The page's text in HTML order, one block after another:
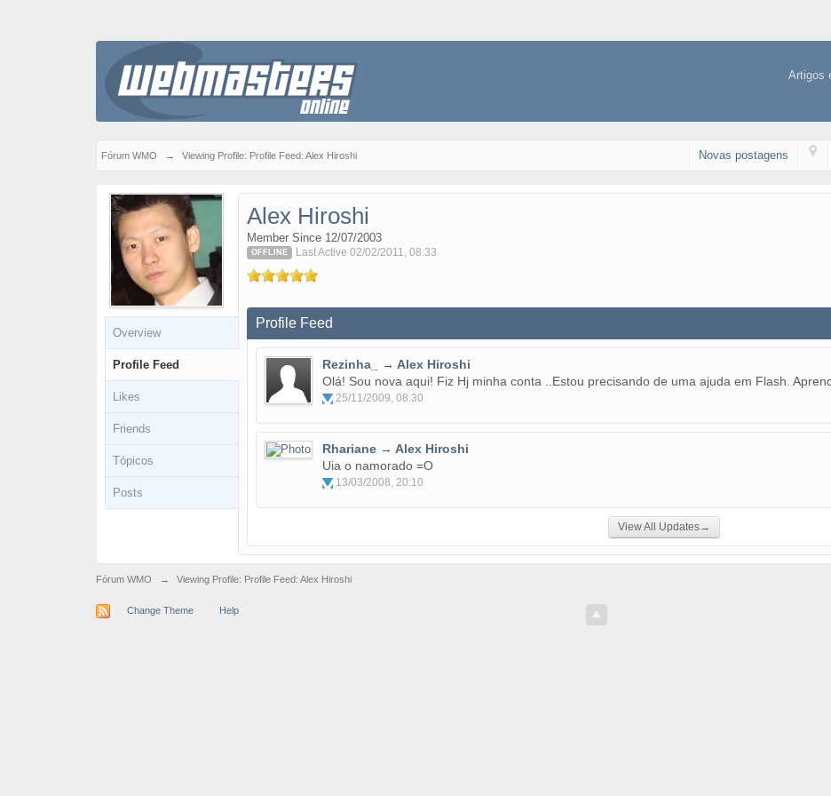
Artigos
Fórum WMO → Viewing Profile: Profile Feed: Alex Hiroshi Novas postagens
Overview
Profile Feed
Likes
Friends
Tópicos
Posts
Alex Hiroshi
Member Since 12/07/2003
OFFLINE Last Active 02/02/2011, 08:33
Profile Feed
Rezinha_ → Alex Hiroshi
Olá! Sou nova aqui! Fiz Hj minha conta ..Estou precisando de uma ajuda em Flash.
25/11/2009, 08:30
Rhariane→ Alex Hiroshi
Uia o namorado =O
13/03/2008, 20:10
View All Updates→
Fórum WMO → Viewing Profile: Profile Feed: Alex Hiroshi
Change Theme Help